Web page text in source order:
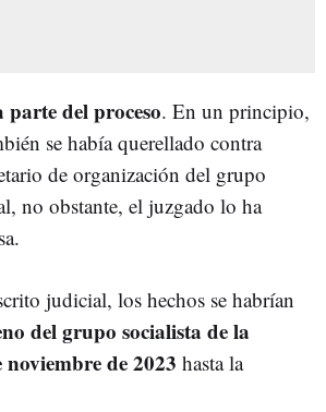
parte del proceso. En un principio,
se había querellado contra
de organización del grupo
no obstante, el juzgado lo ha
judicial, los hechos se habrían
del grupo socialista de la
de 2023 hasta la